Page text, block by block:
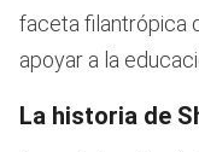
faceta filantrópica
apoyar a la
La historia de